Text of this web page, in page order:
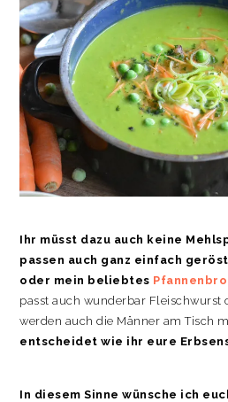
Ihr müsst dazu auch keine
passen auch ganz einfach
oder mein beliebtes
passt auch wunderbar Fleischwurst
werden auch die Männer am Tisch
entscheidet wie ihr eure
In diesem Sinne wünsche ich